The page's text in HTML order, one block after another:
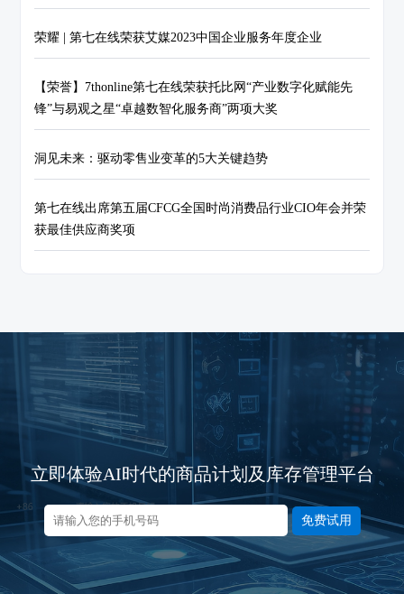
荣耀 | 第七在线荣获艾媒2023中国企业服务年度企业
【荣誉】7thonline第七在线荣获托比网“产业数字化赋能先
锋”与易观之星“卓越数智化服务商”两项大奖
洞见未来：驱动零售业变革的5大关键趋势
第七在线出席第五届CFCG全国时尚消费品行业CIO年会并荣
获最佳供应商奖项
立即体验AI时代的商品计划及库存管理平台
免费试用